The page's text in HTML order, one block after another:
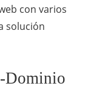
con varios
solución
Dominio